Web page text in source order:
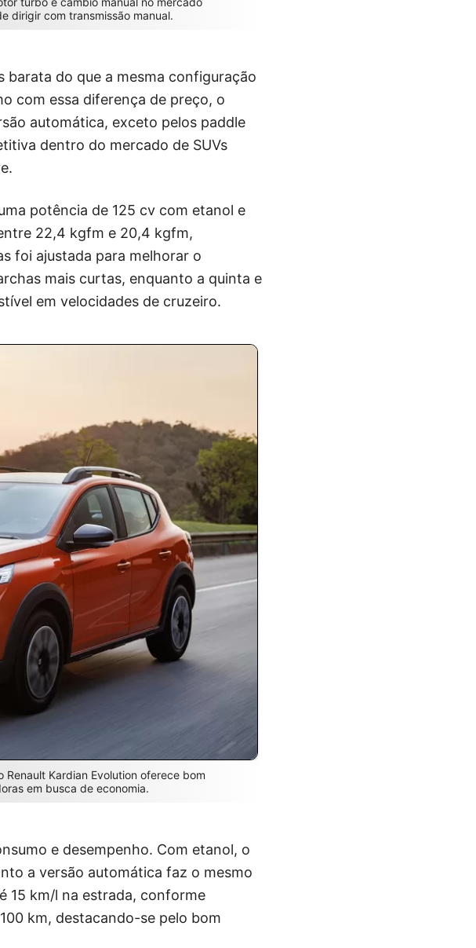
dirigir com transmissão manual.
barata do que a mesma configuração
com essa diferença de preço, o
automática, exceto pelos paddle
dentro do mercado de SUVs
potência de 125 cv com etanol e
22,4 kgfm e 20,4 kgfm,
foi ajustada para melhorar o
mais curtas, enquanto a quinta e
em velocidades de cruzeiro.
Kardian Evolution oferece bom
em busca de economia.
e desempenho. Com etanol, o
a versão automática faz o mesmo
15 km/l na estrada, conforme
km, destacando-se pelo bom